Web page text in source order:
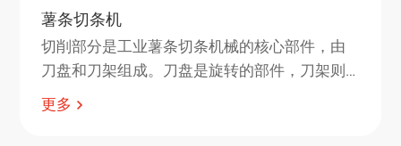
薯条切条机
切削部分是工业薯条切条机械的核心部件，由
刀盘和刀架组成。刀盘是旋转的部件，刀架则
固定在机架上。刀盘上的刀片根据所需的薯条
形状进行配置。刀片由不锈钢制成，可以非常
更多